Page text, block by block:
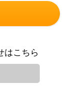
はこちら